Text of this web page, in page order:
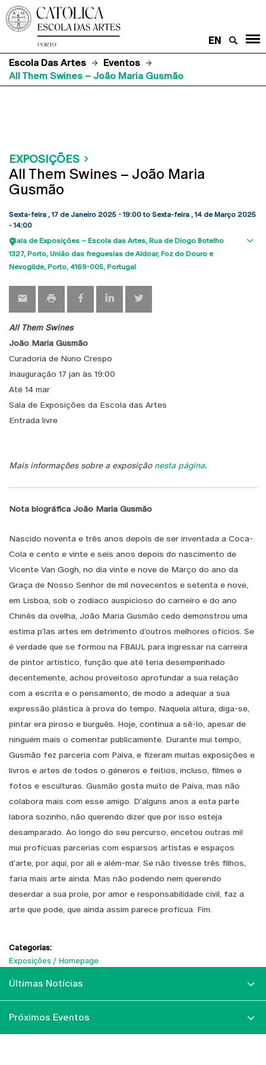
EN
Escola Das Artes
Eventos
All Them Swines – João Maria Gusmão
EXPOSIÇÕES
All Them Swines – João Maria
Gusmão
Sexta-feira , 17 de Janeiro 2025 - 19:00to Sexta-feira , 14 de Março 2025
- 14:00
Sala de Exposições – Escola das Artes Rua de Diogo Botelho
1327 Porto União das freguesias de Aldoar, Foz do Douro e
Nevogilde, Porto 4169-005 Portugal
All Them Swines
João Maria Gusmão
Curadoria de Nuno Crespo
Inauguração 17 jan às 19:00
Até 14 mar
Sala de Exposições da Escola das Artes
Entrada livre
Mais informações sobre a exposiçãonesta página.
Nota biográfica João Maria Gusmão
Nascido noventa e três anos depois de ser inventada a Coca-
Cola e cento e vinte e seis anos depois do nascimento de
Vicente Van Gogh, no dia vinte e nove de Março do ano da
Graça de Nosso Senhor de mil novecentos e setenta e nove,
em Lisboa, sob o zodíaco auspicioso do carneiro e do ano
Chinês da ovelha, João Maria Gusmão cedo demonstrou uma
estima p’las artes em detrimento d’outros melhores ofícios. Se
é verdade que se formou na FBAUL para ingressar na carreira
de pintor artístico, função que até teria desempenhado
decentemente, achou proveitoso aprofundar a sua relação
com a escrita e o pensamento, de modo a adequar a sua
expressão plástica à prova do tempo. Naquela altura, diga-se,
pintar era piroso e burguês. Hoje, continua a sê-lo, apesar de
ninguém mais o comentar publicamente. Durante mui tempo,
Gusmão fez parceria com Paiva, e fizeram muitas exposições e
livros e artes de todos o géneros e feitios, incluso, filmes e
fotos e esculturas. Gusmão gosta muito de Paiva, mas não
colabora mais com esse amigo. D’alguns anos a esta parte
labora sozinho, não querendo dizer que por isso esteja
desamparado. Ao longo do seu percurso, encetou outras mil
mui profícuas parcerias com esparsos artistas e espaços
d’arte, por aqui, por ali e além-mar. Se não tivesse três filhos,
faria mais arte ainda. Mas não podendo nem querendo
deserdar a sua prole, por amor e responsabilidade civil, faz a
arte que pode, que ainda assim parece profícua. Fim.
Categorias:
Exposições
Homepage
Últimas Notícias
Próximos Eventos